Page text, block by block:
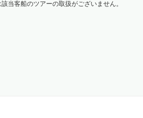
当客船のツアーの取扱がございません。